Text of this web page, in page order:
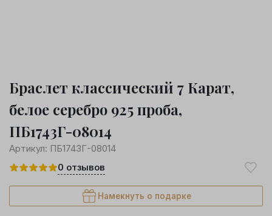
Браслет классический 7 Карат,
белое серебро 925 проба,
ПБ1743Г-08014
Артикул: ПБ1743Г-08014
0 отзывов
Намекнуть о подарке